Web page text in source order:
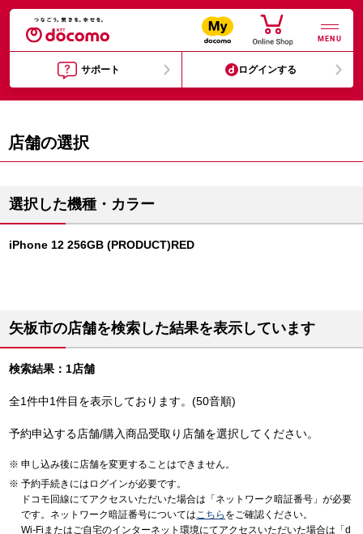
MENU
サポート ログインする
店舗の選択
選択した機種・カラー
iPhone 12 256GB (PRODUCT)RED
矢板市の店舗を検索した結果を表示しています
検索結果：1店舗
全1件中1件目を表示しております。(50音順)
予約申込する店舗/購入商品受取り店舗を選択してください。
申し込み後に店舗を変更することはできません。
予約手続きにはログインが必要です。
ドコモ回線にてアクセスいただいた場合は「ネットワーク暗証番号」が必要
です。ネットワーク暗証番号についてはこちら をご確認ください。
Wi-Fiまたはご自宅のインターネット環境にてアクセスいただいた場合は「d